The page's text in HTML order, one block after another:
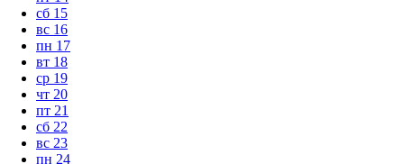
сб 15
вс 16
пн 17
вт 18
ср 19
чт 20
пт 21
сб 22
вс 23
пн 24